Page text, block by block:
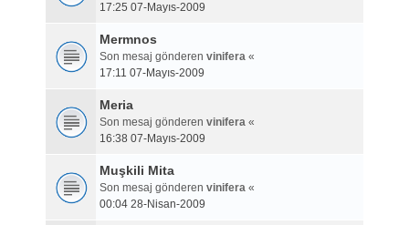
17:25 07-Mayıs-2009
Mermnos
Son mesaj gönderen vinifera«
17:11 07-Mayıs-2009
Meria
Son mesaj gönderen vinifera«
16:38 07-Mayıs-2009
Muşkili Mita
Son mesaj gönderen vinifera«
00:04 28-Nisan-2009